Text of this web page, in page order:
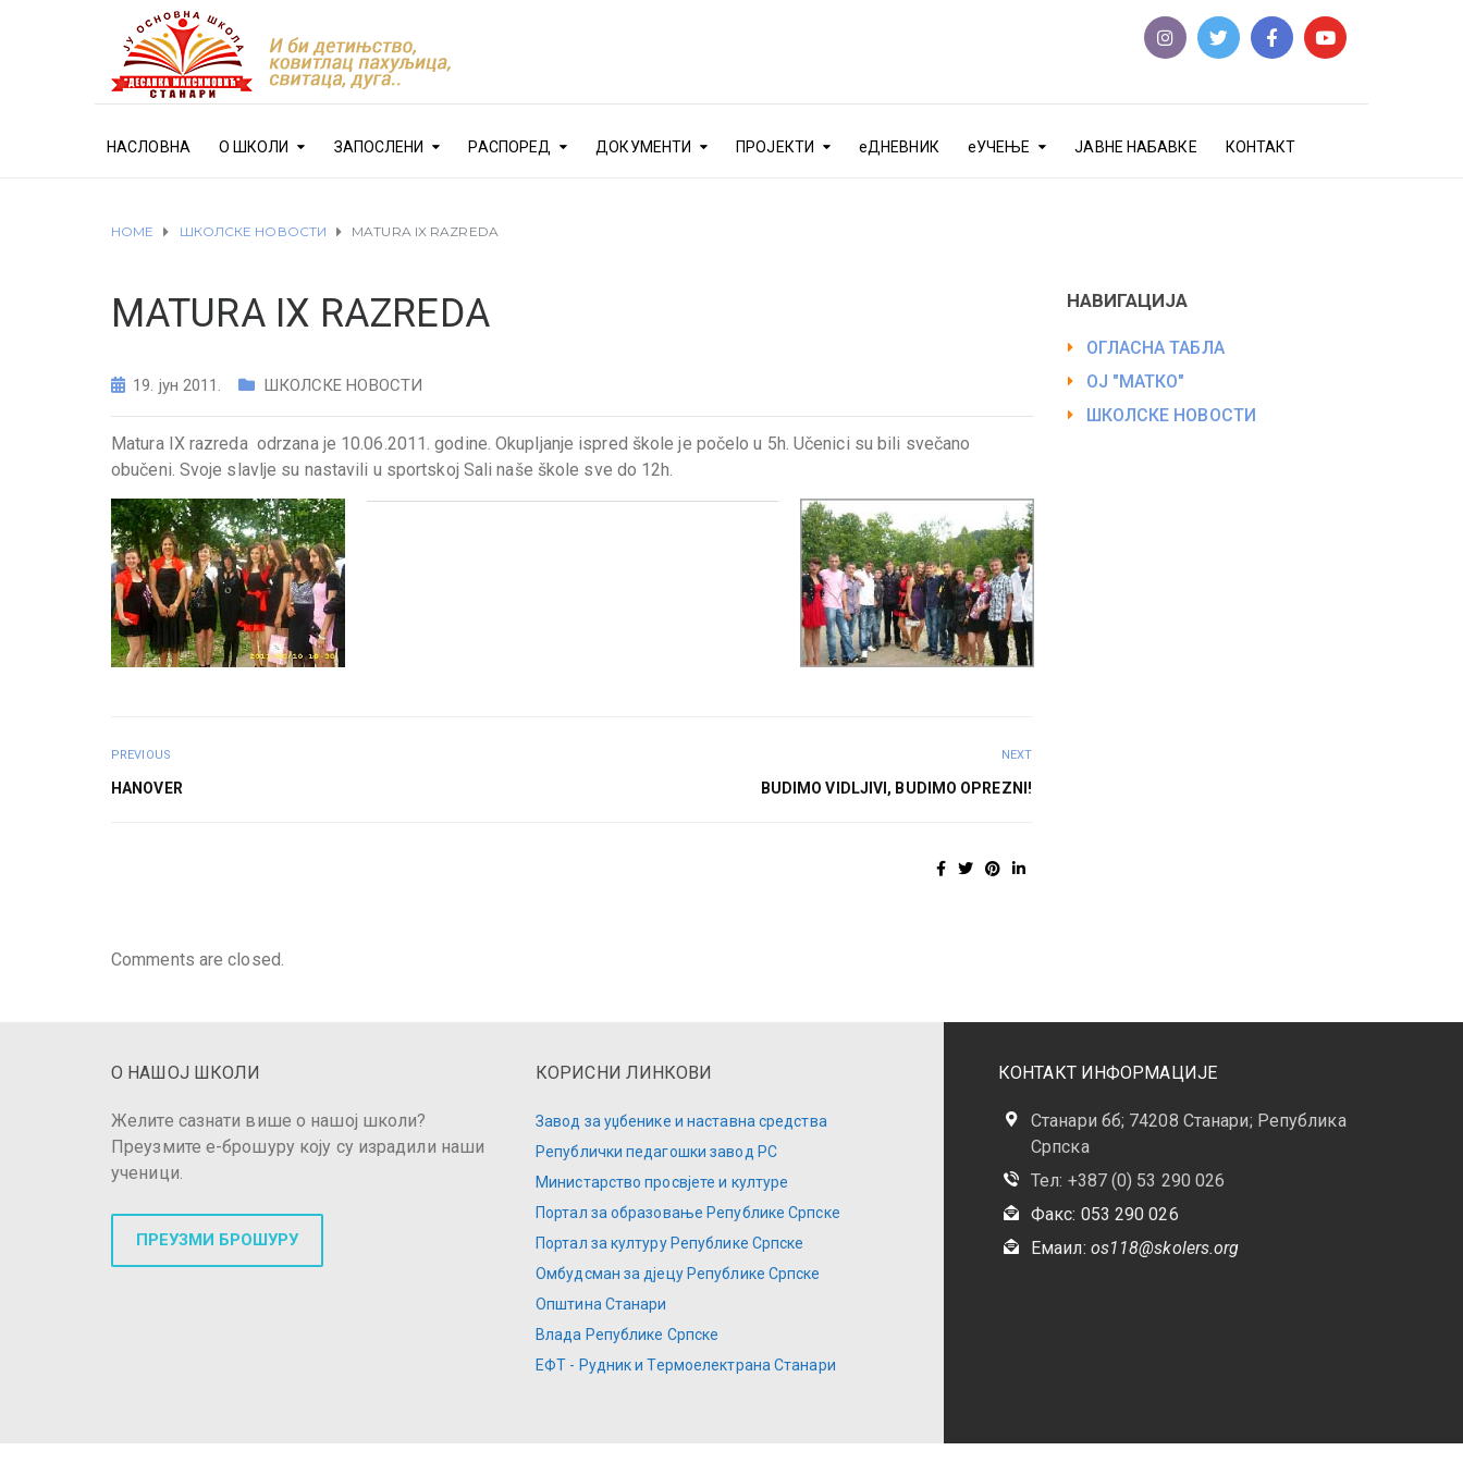
НАСЛОВНА О ШКОЛИ ЗАПОСЛЕНИ РАСПОРЕД ДОКУМЕНТИ ПРОЈЕКТИ еДНЕВНИК еУЧЕЊЕ ЈАВНЕ НАБАВКЕ КОНТАКТ
HOME ШКОЛСКЕ НОВОСТИ MATURA IX RAZREDA
MATURA IX RAZREDA
19. јун 2011. ШКОЛСКЕ НОВОСТИ
Matura IX razreda odrzana je 10.06.2011. godine. Okupljanje ispred škole je počelo u 5h. Učenici su bili svečano
obučeni. Svoje slavlje su nastavili u sportskoj Sali naše škole sve do 12h.
PREVIOUS
HANOVER
NEXT
BUDIMO VIDLJIVI, BUDIMO OPREZNI!
Comments are closed.
НАВИГАЦИЈА
ОГЛАСНА ТАБЛА
ОЈ "МАТКО"
ШКОЛСКЕ НОВОСТИ
О НАШОЈ ШКОЛИ
Желите сазнати више о нашој школи?
Преузмите е-брошуру коју су израдили наши
ученици.
ПРЕУЗМИ БРОШУРУ
КОРИСНИ ЛИНКОВИ
Завод за уџбенике и наставна средства
Републички педагошки завод РС
Министарство просвјете и културе
Портал за образовање Републике Српске
Портал за културу Републике Српске
Омбудсман за дјецу Републике Српске
Општина Станари
Влада Републике Српске
ЕФТ - Рудник и Термоелектрана Станари
КОНТАКТ ИНФОРМАЦИЈЕ
Станари бб; 74208 Станари; Република
Српска
Тел: +387 (0) 53 290 026
Факс: 053 290 026
Емаил: os118@skolers.org